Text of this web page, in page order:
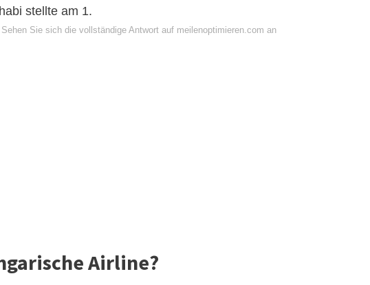
stellte am 1.
Sehen Sie sich die vollständige Antwort auf meilenoptimieren.com an
Airline?